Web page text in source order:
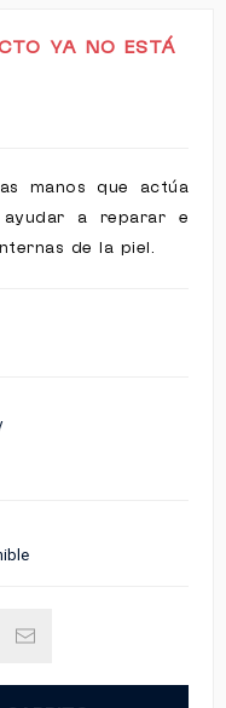
YA NO ESTÁ
manos que actúa
a reparar e
de la piel.